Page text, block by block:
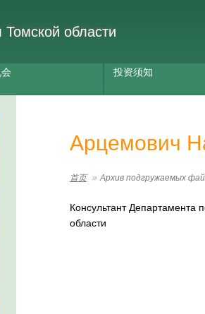
области
投资须知
Арцемович
首页 Архив подгружаемых
Консультант Департамента
области